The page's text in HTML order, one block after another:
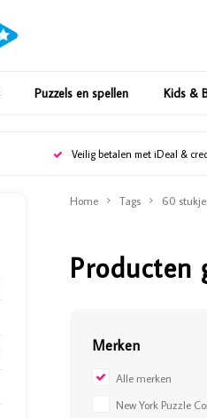
Puzzels en spellen Kids &
Veilig betalen met iDeal &
Home Tags 60
Producten
Merken
Alle merken
New York Puzzle